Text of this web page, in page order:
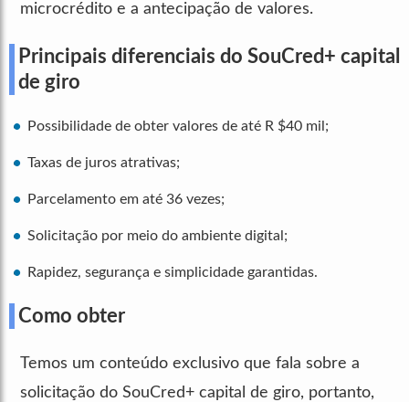
microcrédito e a antecipação de valores.
Principais diferenciais do SouCred+ capital
de giro
Possibilidade de obter valores de até R $40 mil;
Taxas de juros atrativas;
Parcelamento em até 36 vezes;
Solicitação por meio do ambiente digital;
Rapidez, segurança e simplicidade garantidas.
Como obter
Temos um conteúdo exclusivo que fala sobre a
solicitação do SouCred+ capital de giro, portanto,